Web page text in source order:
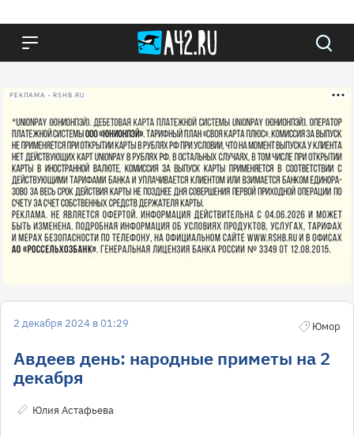
РЕКЛАМА • RSHB.RU
2 декабря 2024 в 01:29 Юмор
Авдеев день: народные приметы на 2
декабря
Юлия Астафьева